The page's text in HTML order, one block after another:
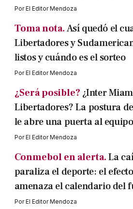
PorEl Editor Mendoza
Toma nota.Así quedó el
Libertadores y
listos y cuándo es el sorteo
PorEl Editor Mendoza
¿Será posible? ¿Inter
Libertadores? La postura
le abre una puerta al
PorEl Editor Mendoza
Conmebol en alerta.La
paraliza el deporte: el
amenaza el calendario del
PorEl Editor Mendoza